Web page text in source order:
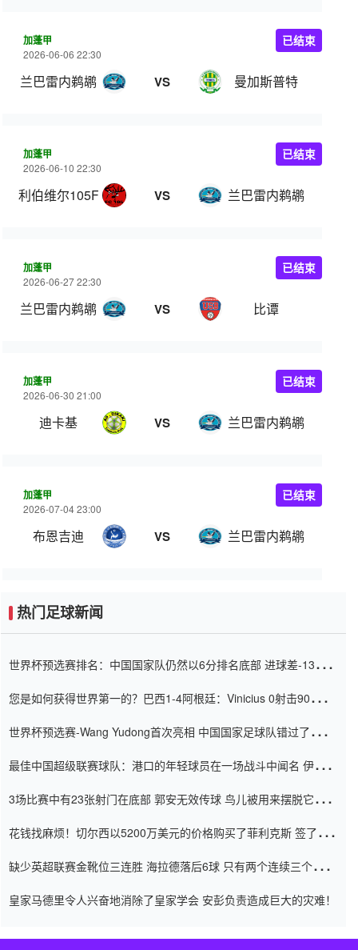
加蓬甲
2026-06-06 22:30
兰巴雷内鹈鹕 VS 曼加斯普特
已结束
加蓬甲
2026-06-10 22:30
利伯维尔105FC VS 兰巴雷内鹈鹕
已结束
加蓬甲
2026-06-27 22:30
兰巴雷内鹈鹕 VS 比谭
已结束
加蓬甲
2026-06-30 21:00
迪卡基 VS 兰巴雷内鹈鹕
已结束
加蓬甲
2026-07-04 23:00
布恩吉迪 VS 兰巴雷内鹈鹕
已结束
热门足球新闻
世界杯预选赛排名：中国国家队仍然以6分排名底部 进球差-13令人
您是如何获得世界第一的？巴西1-4阿根廷：Vinicius 0射击90分钟
世界杯预选赛-Wang Yudong首次亮相 中国国家足球队错过了世界
最佳中国超级联赛球队：港口的年轻球员在一场战斗中闻名 伊万放
3场比赛中有23张射门在底部 郭安无效传球 鸟儿被用来摆脱它
花钱找麻烦！切尔西以5200万美元的价格购买了菲利克斯 签了7年
缺少英超联赛金靴位三连胜 海拉德落后6球 只有两个连续三个连续
皇家马德里令人兴奋地消除了皇家学会 安彭负责造成巨大的灾难！